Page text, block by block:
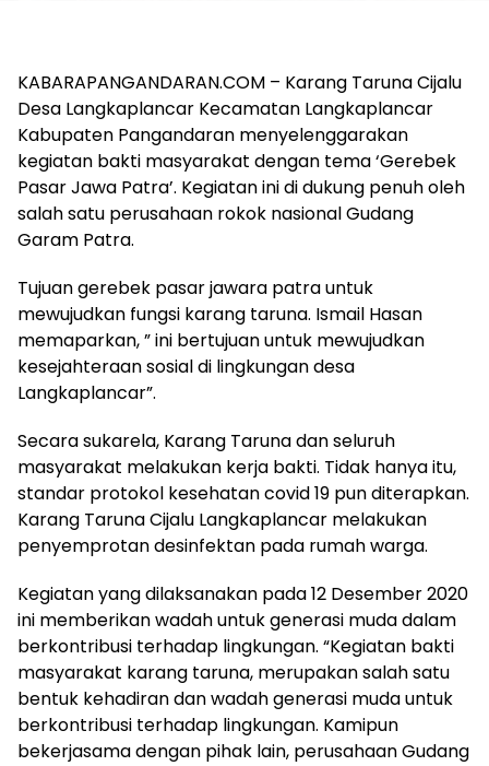
KABARAPANGANDARAN.COM – Karang Taruna Cijalu
Desa Langkaplancar Kecamatan Langkaplancar
Kabupaten Pangandaran menyelenggarakan
kegiatan bakti masyarakat dengan tema ‘Gerebek
Pasar Jawa Patra’. Kegiatan ini di dukung penuh oleh
salah satu perusahaan rokok nasional Gudang
Garam Patra.
Tujuan gerebek pasar jawara patra untuk
mewujudkan fungsi karang taruna. Ismail Hasan
memaparkan, ” ini bertujuan untuk mewujudkan
kesejahteraan sosial di lingkungan desa
Langkaplancar”.
Secara sukarela, Karang Taruna dan seluruh
masyarakat melakukan kerja bakti. Tidak hanya itu,
standar protokol kesehatan covid 19 pun diterapkan.
Karang Taruna Cijalu Langkaplancar melakukan
penyemprotan desinfektan pada rumah warga.
Kegiatan yang dilaksanakan pada 12 Desember 2020
ini memberikan wadah untuk generasi muda dalam
berkontribusi terhadap lingkungan. “Kegiatan bakti
masyarakat karang taruna, merupakan salah satu
bentuk kehadiran dan wadah generasi muda untuk
berkontribusi terhadap lingkungan. Kamipun
bekerjasama dengan pihak lain, perusahaan Gudang